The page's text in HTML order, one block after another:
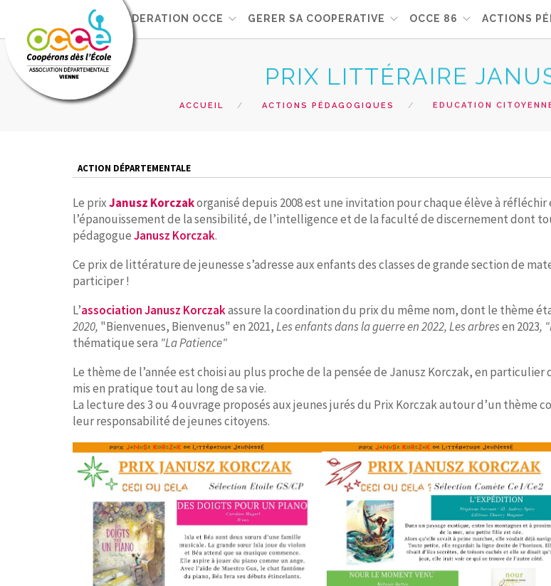
FEDERATION OCCE GERER SA COOPERATIVE OCCE 86 ACTIONS
PRIX LITTÉRAIRE
ACCUEIL ACTIONS PÉDAGOGIQUES EDUCATION
ACTION DÉPARTEMENTALE
Le prixJanusz Korczakorganisé depuis 2008 est une invitation pour chaque élève à
l’épanouissement de la sensibilité, de l’intelligence et de la faculté de discernement dont
pédagogueJanusz Korczak.
Ce prix de littérature de jeunesse s’adresse aux enfants des classes de grande section de
participer !
L’association Janusz Korczakassure la coordination du prix du même nom, dont le thème
2020, "Bienvenues, Bienvenus" en 2021,Les enfants dans la guerre en 2022,Les arbresen 2023,
thématique sera "La Patience"
Le thème de l’année est choisi au plus proche de la pensée de Janusz Korczak, en
mis en pratique tout au long de sa vie.
La lecture des 3 ou 4 ouvrage proposés aux jeunes jurés du Prix Korczak autour d’un
leur responsabilité de jeunes citoyens.